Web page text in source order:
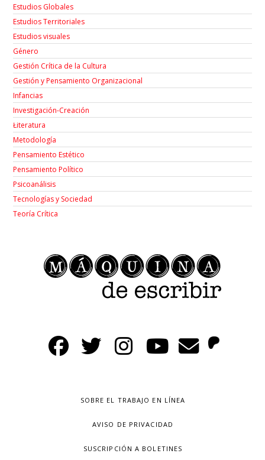
Estudios Globales
Estudios Territoriales
Estudios visuales
Género
Gestión Crítica de la Cultura
Gestión y Pensamiento Organizacional
Infancias
Investigación-Creación
Łiteratura
Metodología
Pensamiento Estético
Pensamiento Político
Psicoanálisis
Tecnologías y Sociedad
Teoría Crítica
SOBRE EL TRABAJO EN LÍNEA
AVISO DE PRIVACIDAD
SUSCRIPCIÓN A BOLETINES